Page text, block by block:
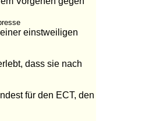
einstweiligen
dass sie nach
für den ECT, den